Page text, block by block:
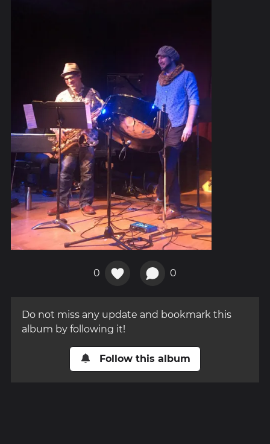
0 0
Do not miss any update and bookmark this
album by following it!
Follow this album